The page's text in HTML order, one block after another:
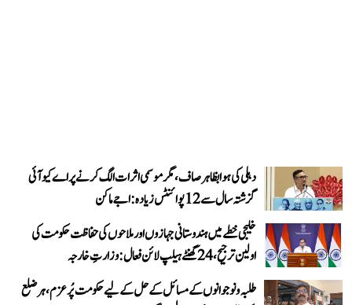
دہلی کی ہوا بظاہر صاف، مگر موسمی اثرات الگ کرنے پر اے کیو آئی
گزشتہ سال سے 12 پوائنٹس زیادہ: اجے ماکن
خلیجی خطے میں ہندوستانی جہازوں اور ملاحوں کی حفاظت حکومت کی
اولین ترجیح، 24 گھنٹے ہیلپ لائن فعال: وزارتِ خارجہ
طلبہ و نوجوانوں کے مسائل کے حل کے لیے حکومت پُرعزم، ہر ضلع